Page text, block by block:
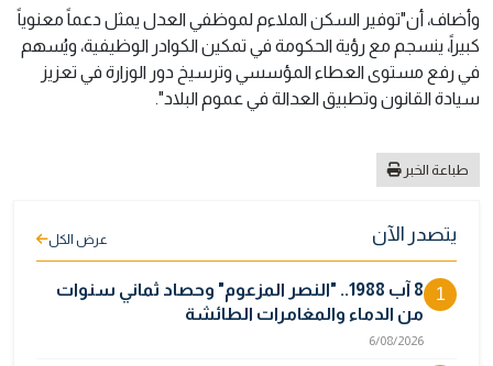
وأضاف، أن"توفير السكن الملاءم لموظفي العدل يمثل دعماً معنوياً
كبيراً، ينسجم مع رؤية الحكومة في تمكين الكوادر الوظيفية، ويُسهم
في رفع مستوى العطاء المؤسسي وترسيخ دور الوزارة في تعزيز
سيادة القانون وتطبيق العدالة في عموم البلاد".
طباعة الخبر
يتصدر الآن عرض الكل
1
8 آب 1988.. "النصر المزعوم" وحصاد ثماني سنوات
من الدماء والمغامرات الطائشة
6/08/2026